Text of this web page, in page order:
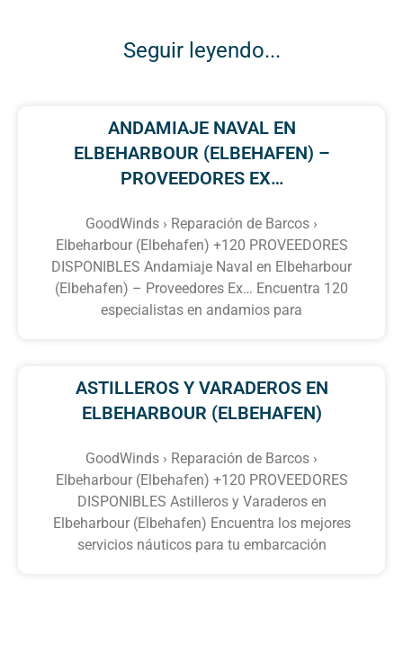
Seguir leyendo...
ANDAMIAJE NAVAL EN
ELBEHARBOUR (ELBEHAFEN) –
PROVEEDORES EX…
GoodWinds › Reparación de Barcos ›
Elbeharbour (Elbehafen) +120 PROVEEDORES
DISPONIBLES Andamiaje Naval en Elbeharbour
(Elbehafen) – Proveedores Ex… Encuentra 120
especialistas en andamios para
ASTILLEROS Y VARADEROS EN
ELBEHARBOUR (ELBEHAFEN)
GoodWinds › Reparación de Barcos ›
Elbeharbour (Elbehafen) +120 PROVEEDORES
DISPONIBLES Astilleros y Varaderos en
Elbeharbour (Elbehafen) Encuentra los mejores
servicios náuticos para tu embarcación